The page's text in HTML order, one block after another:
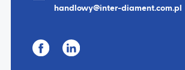
handlowy@inter-diament.com.pl